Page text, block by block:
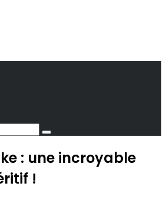
Search
: une incroyable
!